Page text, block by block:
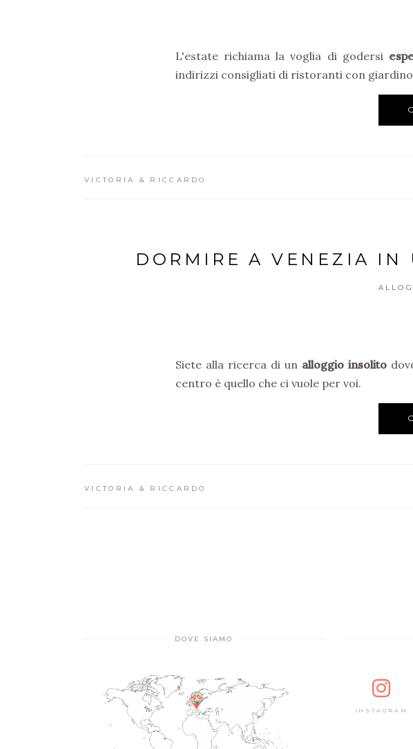
L'estate richiama la voglia di godersi
indirizzi consigliati di ristoranti con
VICTORIA & RICCARDO
DORMIRE A VENEZIA IN
Siete alla ricerca di un alloggio insolito
centro è quello che ci vuole per voi.
VICTORIA & RICCARDO
DOVE SIAMO
INSTAGRAM